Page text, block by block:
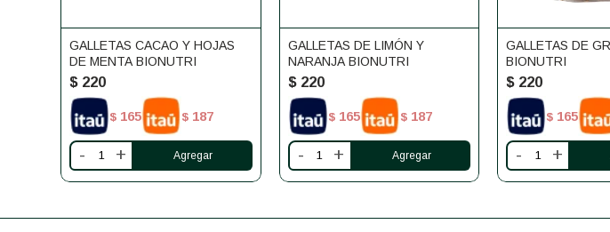
GALLETAS CACAO Y HOJAS
DE MENTA BIONUTRI
$ 220
$ 165 $ 187
- +
GALLETAS DE LIMÓN Y
NARANJA BIONUTRI
$ 220
$ 165 $ 187
- +
GALLETAS DE
BIONUTRI
$ 220
$ 165
- +